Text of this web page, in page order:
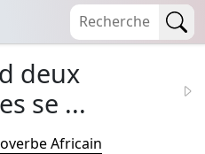
deux
se ...
Africain